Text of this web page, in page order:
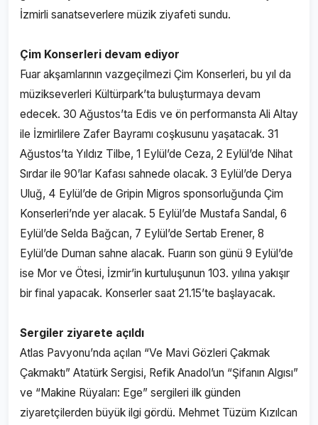
İzmirli sanatseverlere müzik ziyafeti sundu.
Çim Konserleri devam ediyor
Fuar akşamlarının vazgeçilmezi Çim Konserleri, bu yıl da
müzikseverleri Kültürpark’ta buluşturmaya devam
edecek. 30 Ağustos’ta Edis ve ön performansta Ali Altay
ile İzmirlilere Zafer Bayramı coşkusunu yaşatacak. 31
Ağustos’ta Yıldız Tilbe, 1 Eylül’de Ceza, 2 Eylül’de Nihat
Sırdar ile 90’lar Kafası sahnede olacak. 3 Eylül’de Derya
Uluğ, 4 Eylül’de de Gripin Migros sponsorluğunda Çim
Konserleri’nde yer alacak. 5 Eylül’de Mustafa Sandal, 6
Eylül’de Selda Bağcan, 7 Eylül’de Sertab Erener, 8
Eylül’de Duman sahne alacak. Fuarın son günü 9 Eylül’de
ise Mor ve Ötesi, İzmir’in kurtuluşunun 103. yılına yakışır
bir final yapacak. Konserler saat 21.15’te başlayacak.
Sergiler ziyarete açıldı
Atlas Pavyonu’nda açılan “Ve Mavi Gözleri Çakmak
Çakmaktı” Atatürk Sergisi, Refik Anadol’un “Şifanın Algısı”
ve “Makine Rüyaları: Ege” sergileri ilk günden
ziyaretçilerden büyük ilgi gördü. Mehmet Tüzüm Kızılcan